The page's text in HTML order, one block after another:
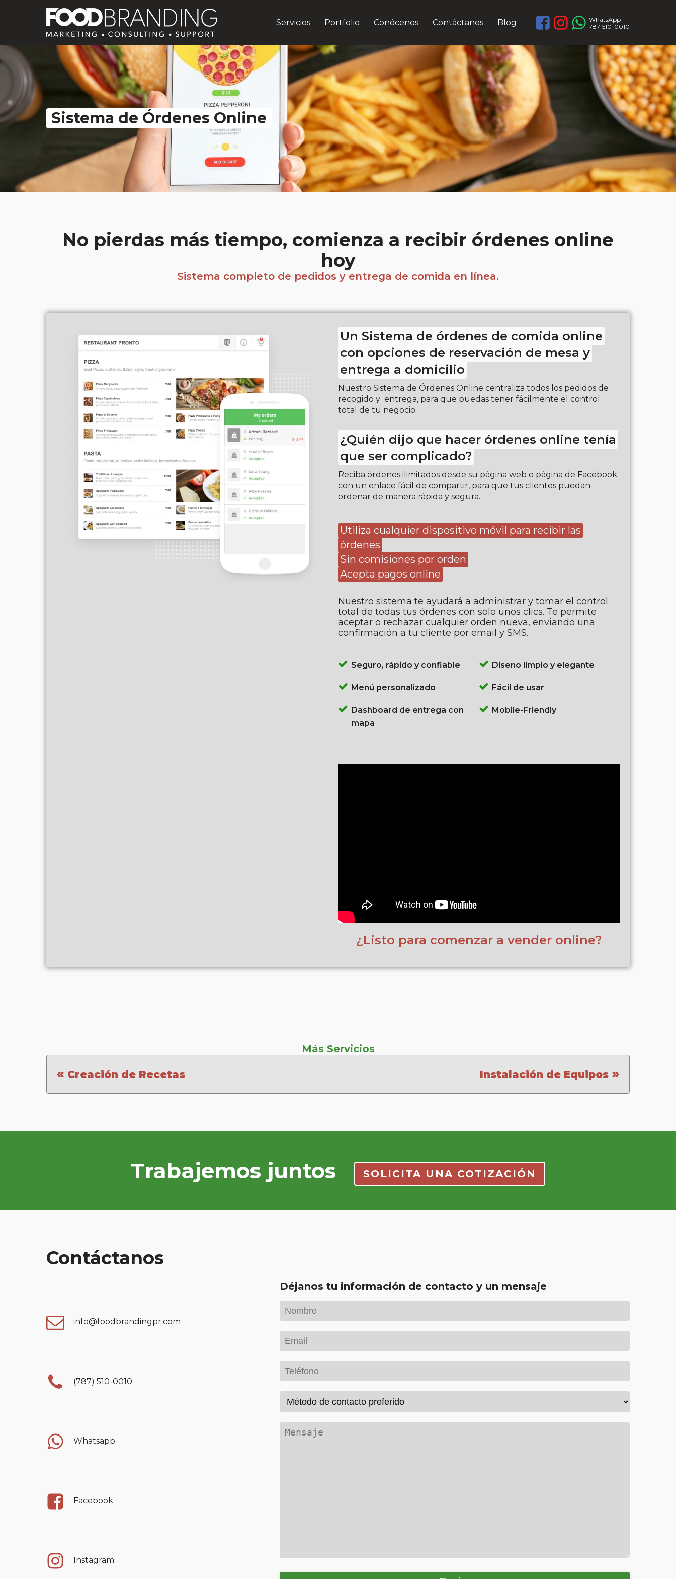
Servicios Portfolio Conócenos Contáctanos Blog
WhatsApp
787-510-0010
Sistema de Órdenes Online
No pierdas más tiempo, comienza a recibir órdenes online
hoy
Sistema completo de pedidos y entrega de comida en línea.
Un Sistema de órdenes de comida online
con opciones de reservación de mesa y
entrega a domicilio
Nuestro Sistema de Órdenes Online centraliza todos los pedidos de
recogido y entrega, para que puedas tener fácilmente el control
total de tu negocio.
¿Quién dijo que hacer órdenes online tenía
que ser complicado?
Reciba órdenes ilimitados desde su página web o página de Facebook
con un enlace fácil de compartir, para que tus clientes puedan
ordenar de manera rápida y segura.
Utiliza cualquier dispositivo móvil para recibir las
órdenes
Sin comisiones por orden
Acepta pagos online
Nuestro sistema te ayudará a administrar y tomar el control
total de todas tus órdenes con solo unos clics. Te permite
aceptar o rechazar cualquier orden nueva, enviando una
confirmación a tu cliente por email y SMS.
Seguro, rápido y confiable Diseño limpio y elegante
Menú personalizado Fácil de usar
Dashboard de entrega con
mapa
Mobile-Friendly
¿Listo para comenzar a vender online?
Más Servicios
« Creación de Recetas Instalación de Equipos »
Trabajemos juntos SOLICITA UNA COTIZACIÓN
Contáctanos
info@foodbrandingpr.com
(787) 510-0010
Whatsapp
Facebook
Instagram
Déjanos tu información de contacto y un mensaje